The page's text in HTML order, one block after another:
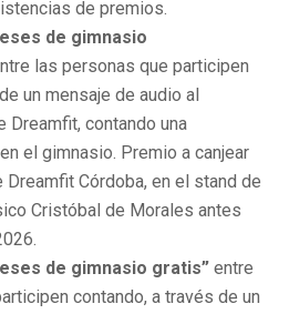
de premios.
de gimnasio
las personas que participen
un mensaje de audio al
Dreamfit, contando una
el gimnasio. Premio a canjear
Córdoba, en el stand de
Cristóbal de Morales antes
de gimnasio gratis” entre
contando, a través de un